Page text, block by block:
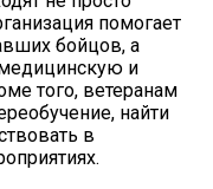
помогает
бойцов, а
и
того, ветеранам
найти
в